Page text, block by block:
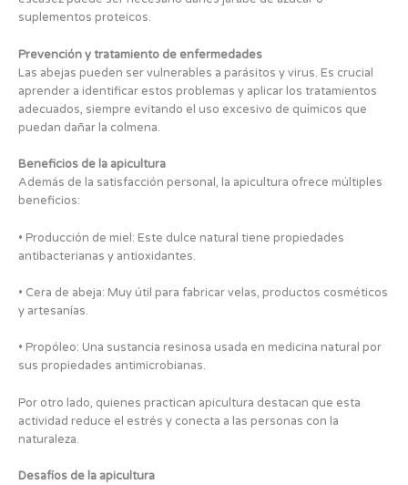
suplementos proteicos.
Prevención y tratamiento de enfermedades
Las abejas pueden ser vulnerables a parásitos y virus. Es crucial
aprender a identificar estos problemas y aplicar los tratamientos
adecuados, siempre evitando el uso excesivo de químicos que
puedan dañar la colmena.
Beneficios de la apicultura
Además de la satisfacción personal, la apicultura ofrece múltiples
beneficios:
• Producción de miel: Este dulce natural tiene propiedades
antibacterianas y antioxidantes.
• Cera de abeja: Muy útil para fabricar velas, productos cosméticos
y artesanías.
• Propóleo: Una sustancia resinosa usada en medicina natural por
sus propiedades antimicrobianas.
Por otro lado, quienes practican apicultura destacan que esta
actividad reduce el estrés y conecta a las personas con la
naturaleza.
Desafíos de la apicultura